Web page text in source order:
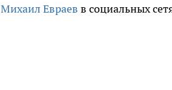
Михаил Евраев в социальных